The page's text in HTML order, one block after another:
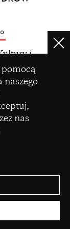
pomocą
naszego
nas
i
z Funduszu
celowego
na
z dnia 19